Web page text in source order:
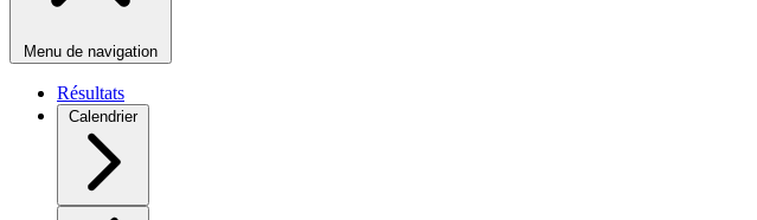
Menu de navigation
Résultats
Calendrier